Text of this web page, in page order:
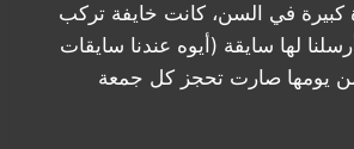
كبيرة في السن، كانت خايفة تركب
لها سايقة (أيوه عندنا سايقات
يومها صارت تحجز كل جمعة